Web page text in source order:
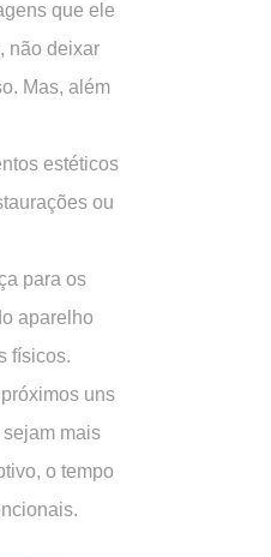
que ele
não deixar
Mas, além
estéticos
ou
para os
aparelho
físicos.
uns
mais
o tempo